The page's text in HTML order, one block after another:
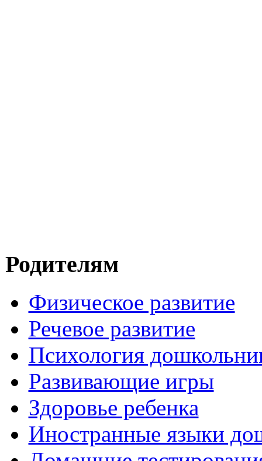
Родителям
Физическое развитие
Речевое развитие
Психология
Развивающие игры
Здоровье ребенка
Иностранные языки